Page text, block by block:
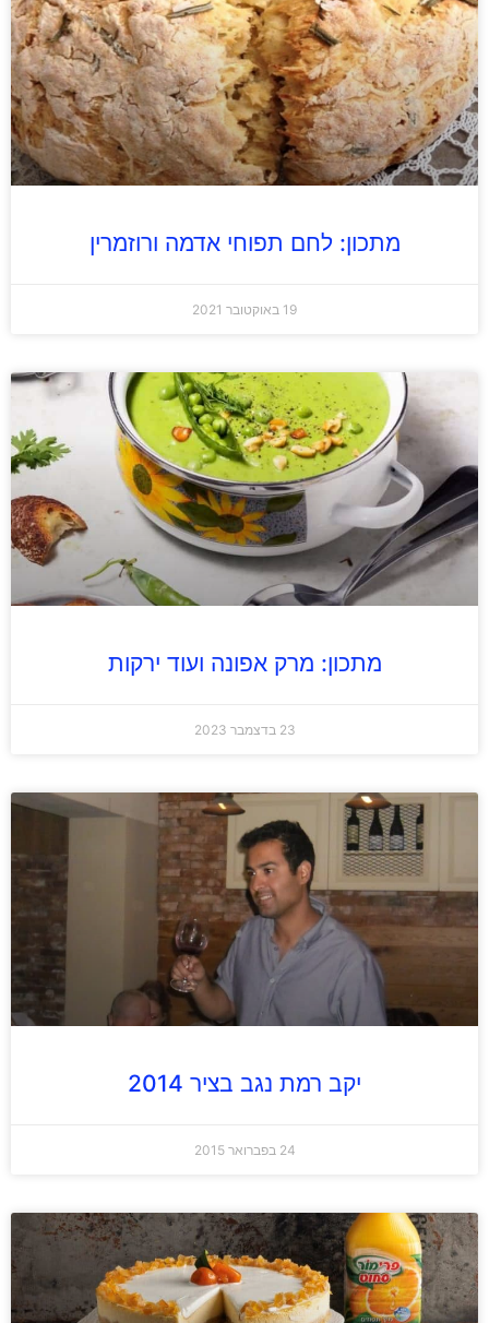
מתכון: לחם תפוחי אדמה ורוזמרין
19 באוקטובר 2021
מתכון: מרק אפונה ועוד ירקות
23 בדצמבר 2023
יקב רמת נגב בציר 2014
24 בפברואר 2015